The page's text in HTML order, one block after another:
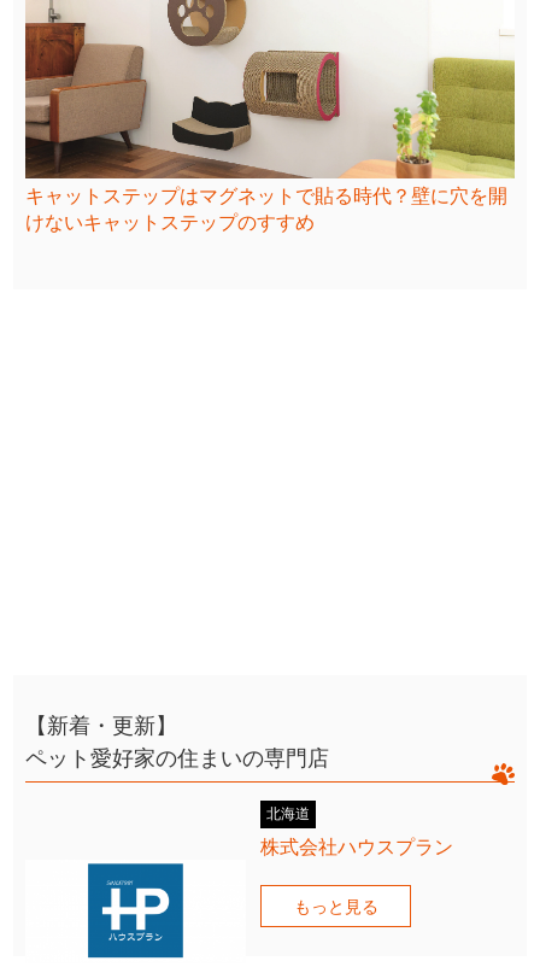
キャットステップはマグネットで貼る時代？壁に穴を開
けないキャットステップのすすめ
【新着・更新】
ペット愛好家の住まいの専門店
北海道
株式会社ハウスプラン
もっと見る